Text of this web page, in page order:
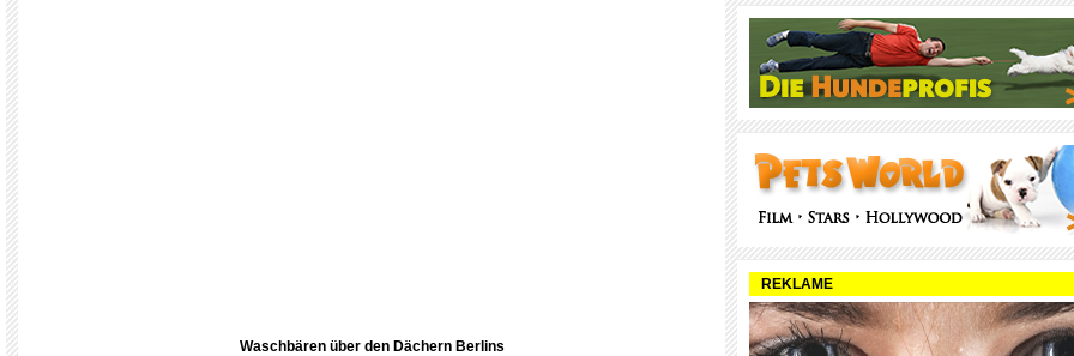
Waschbären über den Dächern Berlins
REKLAME